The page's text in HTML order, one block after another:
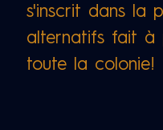
s'inscrit dans la
alternatifs fait à
toute la colonie!